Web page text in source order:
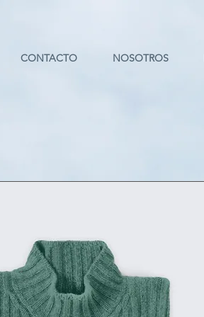
CONTACTO NOSOTROS